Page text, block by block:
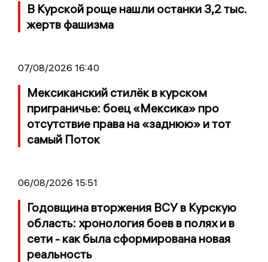
В Курской роще нашли останки 3,2 тыс.
жертв фашизма
07/08/2026 16:40
Мексиканский стилёк в курском
приграничье: боец «Мексика» про
отсутствие права на «заднюю» и тот
самый Поток
06/08/2026 15:51
Годовщина вторжения ВСУ в Курскую
область: хронология боев в полях и в
сети - как была сформирована новая
реальность